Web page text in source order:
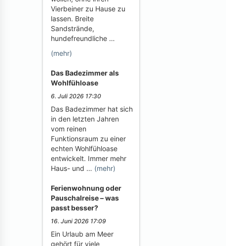
Vierbeiner zu Hause zu
lassen. Breite
Sandstrände,
hundefreundliche …
(mehr)
Das Badezimmer als
Wohlfühloase
6. Juli 2026 17:30
Das Badezimmer hat sich
in den letzten Jahren
vom reinen
Funktionsraum zu einer
echten Wohlfühloase
entwickelt. Immer mehr
Haus- und … (mehr)
Ferienwohnung oder
Pauschalreise – was
passt besser?
16. Juni 2026 17:09
Ein Urlaub am Meer
gehört für viele